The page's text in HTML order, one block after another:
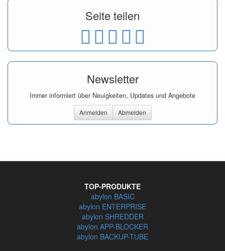
Seite teilen
Newsletter
Immer informiert über Neuigkeiten, Updates und Angebote
Anmelden Abmelden
TOP-PRODUKTE
abylon BASIC
abylon ENTERPRISE
abylon SHREDDER
abylon APP-BLOCKER
abylon BACKUP-TUBE